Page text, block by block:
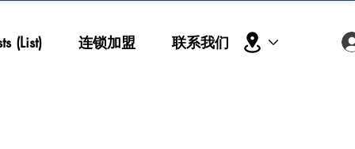
(List) 连锁加盟 联系我们